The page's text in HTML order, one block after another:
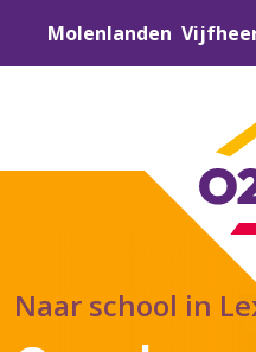
Molenlanden
Naar school in